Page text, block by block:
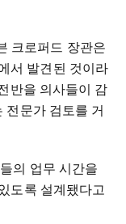
크로퍼드 장관은
서 발견된 것이라
반을 의사들이 감
전문가 검토를 거
의 업무 시간을
도록 설계됐다고